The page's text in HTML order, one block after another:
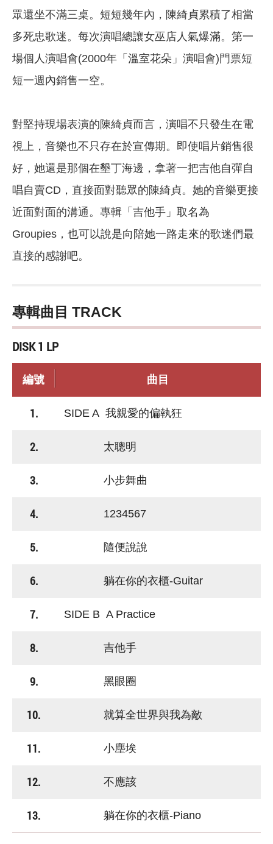
眾還坐不滿三桌。短短幾年內，陳綺貞累積了相當
多死忠歌迷。每次演唱總讓女巫店人氣爆滿。第一
場個人演唱會(2000年「溫室花朵」演唱會)門票短
短一週內銷售一空。
對堅持現場表演的陳綺貞而言，演唱不只發生在電
視上，音樂也不只存在於宣傳期。即使唱片銷售很
好，她還是那個在墾丁海邊，拿著一把吉他自彈自
唱自賣CD，直接面對聽眾的陳綺貞。她的音樂更接
近面對面的溝通。專輯「吉他手」取名為
Groupies，也可以說是向陪她一路走來的歌迷們最
直接的感謝吧。
專輯曲目 TRACK
DISK 1 LP
編號 曲目
1. SIDE A 我親愛的偏執狂
2. 太聰明
3. 小步舞曲
4. 1234567
5. 隨便說說
6. 躺在你的衣櫃-Guitar
7. SIDE B A Practice
8. 吉他手
9. 黑眼圈
10. 就算全世界與我為敵
11. 小塵埃
12. 不應該
13. 躺在你的衣櫃-Piano